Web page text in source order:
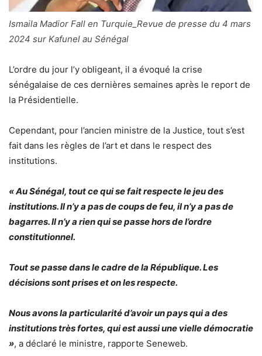
Ismaila Madior Fall en Turquie_Revue de presse du 4 mars
2024 sur Kafunel au Sénégal
L’ordre du jour l’y obligeant, il a évoqué la crise
sénégalaise de ces dernières semaines après le report de
la Présidentielle.
Cependant, pour l’ancien ministre de la Justice, tout s’est
fait dans les règles de l’art et dans le respect des
institutions.
« Au Sénégal, tout ce qui se fait respecte le jeu des
institutions. Il n’y a pas de coups de feu, il n’y a pas de
bagarres. Il n’y a rien qui se passe hors de l’ordre
constitutionnel.
Tout se passe dans le cadre de la République. Les
décisions sont prises et on les respecte.
Nous avons la particularité d’avoir un pays qui a des
institutions très fortes, qui est aussi une vielle démocratie
», a déclaré le ministre, rapporte Seneweb.